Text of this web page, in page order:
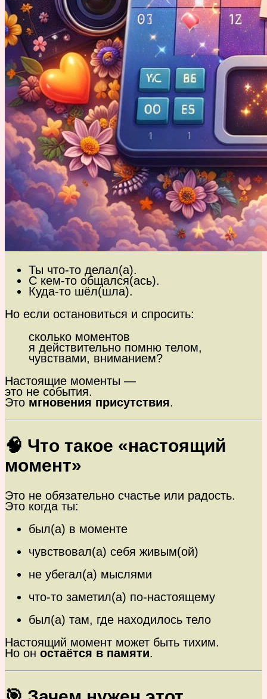
Ты что-то делал(а).
С кем-то общался(ась).
Куда-то шёл(шла).
Но если остановиться и спросить:
сколько моментов
я действительно помню телом,
чувствами, вниманием?
Настоящие моменты —
это не события.
Это мгновения присутствия.
🧠 Что такое «настоящий
момент»
Это не обязательно счастье или радость.
Это когда ты:
был(а) в моменте
чувствовал(а) себя живым(ой)
не убегал(а) мыслями
что-то заметил(а) по-настоящему
был(а) там, где находилось тело
Настоящий момент может быть тихим.
Но он остаётся в памяти.